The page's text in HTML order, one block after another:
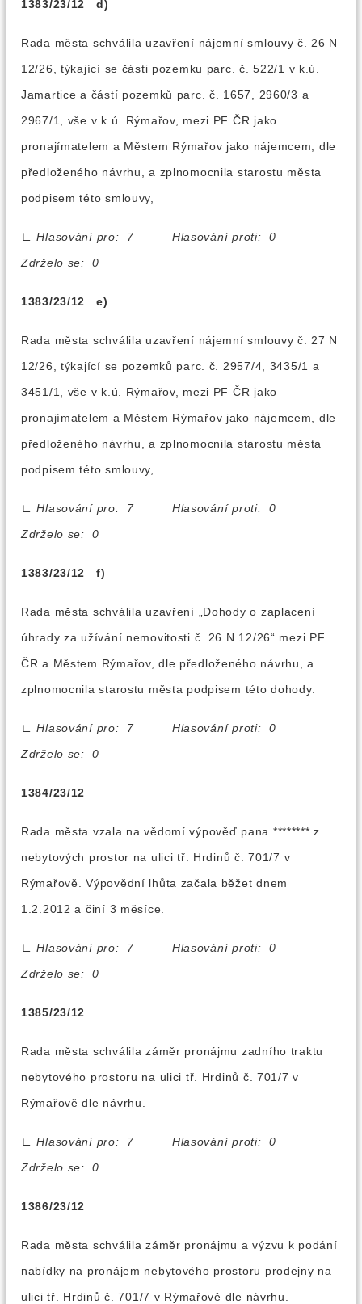
1383/23/12 d)
Rada města schválila uzavření nájemní smlouvy č. 26 N
12/26, týkající se části pozemku parc. č. 522/1 v k.ú.
Jamartice a částí pozemků parc. č. 1657, 2960/3 a
2967/1, vše v k.ú. Rýmařov, mezi PF ČR jako
pronajímatelem a Městem Rýmařov jako nájemcem, dle
předloženého návrhu, a zplnomocnila starostu města
podpisem této smlouvy,
∟
Hlasování pro: 7 Hlasování proti: 0
Zdrželo se: 0
1383/23/12 e)
Rada města schválila uzavření nájemní smlouvy č. 27 N
12/26, týkající se pozemků parc. č. 2957/4, 3435/1 a
3451/1, vše v k.ú. Rýmařov, mezi PF ČR jako
pronajímatelem a Městem Rýmařov jako nájemcem, dle
předloženého návrhu, a zplnomocnila starostu města
podpisem této smlouvy,
∟
Hlasování pro: 7 Hlasování proti: 0
Zdrželo se: 0
1383/23/12 f)
Rada města schválila uzavření „Dohody o zaplacení
úhrady za užívání nemovitosti č. 26 N 12/26“ mezi PF
ČR a Městem Rýmařov, dle předloženého návrhu, a
zplnomocnila starostu města podpisem této dohody.
∟
Hlasování pro: 7 Hlasování proti: 0
Zdrželo se: 0
1384/23/12
Rada města vzala na vědomí výpověď pana ******** z
nebytových prostor na ulici tř. Hrdinů č. 701/7 v
Rýmařově. Výpovědní lhůta začala běžet dnem
1.2.2012 a činí 3 měsíce.
∟
Hlasování pro: 7 Hlasování proti: 0
Zdrželo se: 0
1385/23/12
Rada města schválila záměr pronájmu zadního traktu
nebytového prostoru na ulici tř. Hrdinů č. 701/7 v
Rýmařově dle návrhu.
∟
Hlasování pro: 7 Hlasování proti: 0
Zdrželo se: 0
1386/23/12
Rada města schválila záměr pronájmu a výzvu k podání
nabídky na pronájem nebytového prostoru prodejny na
ulici tř. Hrdinů č. 701/7 v Rýmařově dle návrhu.